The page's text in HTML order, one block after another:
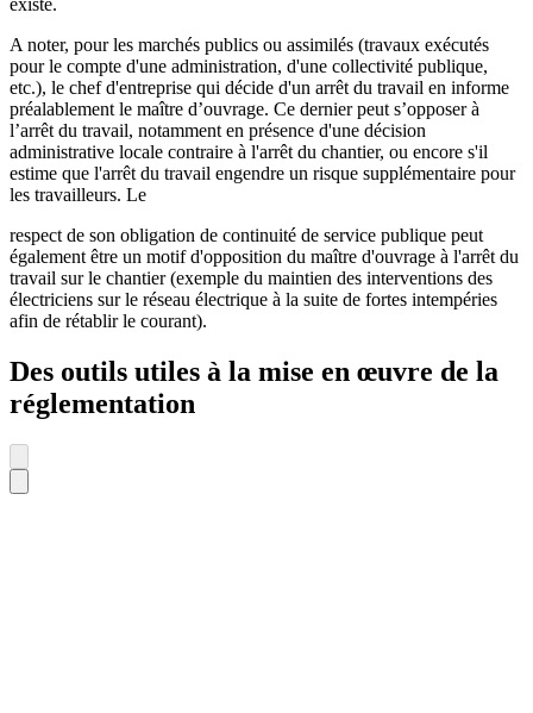
existe.
A noter, pour les marchés publics ou assimilés (travaux exécutés
pour le compte d'une administration, d'une collectivité publique,
etc.), le chef d'entreprise qui décide d'un arrêt du travail en informe
préalablement le maître d’ouvrage. Ce dernier peut s’opposer à
l’arrêt du travail, notamment en présence d'une décision
administrative locale contraire à l'arrêt du chantier, ou encore s'il
estime que l'arrêt du travail engendre un risque supplémentaire pour
les travailleurs. Le
respect de son obligation de continuité de service publique peut
également être un motif d'opposition du maître d'ouvrage à l'arrêt du
travail sur le chantier (exemple du maintien des interventions des
électriciens sur le réseau électrique à la suite de fortes intempéries
afin de rétablir le courant).
Des outils utiles à la mise en œuvre de la
réglementation